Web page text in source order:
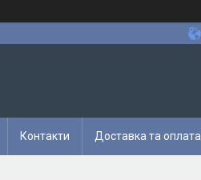
Контакти Доставка та оплата